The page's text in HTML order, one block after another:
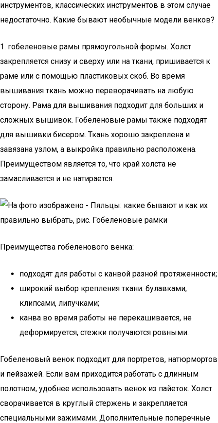
инструментов, классических инструментов в этом случае
недостаточно. Какие бывают необычные модели венков?
1. гобеленовые рамы прямоугольной формы. Холст
закрепляется снизу и сверху или на ткани, пришивается к
раме или с помощью пластиковых скоб. Во время
вышивания ткань можно переворачивать на любую
сторону. Рама для вышивания подходит для больших и
сложных вышивок. Гобеленовые рамы также подходят
для вышивки бисером. Ткань хорошо закреплена и
завязана узлом, а выкройка правильно расположена.
Преимуществом является то, что край холста не
замасливается и не натирается.
Преимущества гобеленового венка:
подходят для работы с канвой разной протяженности;
широкий выбор крепления ткани: булавками,
клипсами, липучками;
канва во время работы не перекашивается, не
деформируется, стежки получаются ровными.
Гобеленовый венок подходит для портретов, натюрмортов
и пейзажей. Если вам приходится работать с длинным
полотном, удобнее использовать венок из пайеток. Холст
сворачивается в круглый стержень и закрепляется
специальными зажимами. Дополнительные поперечные